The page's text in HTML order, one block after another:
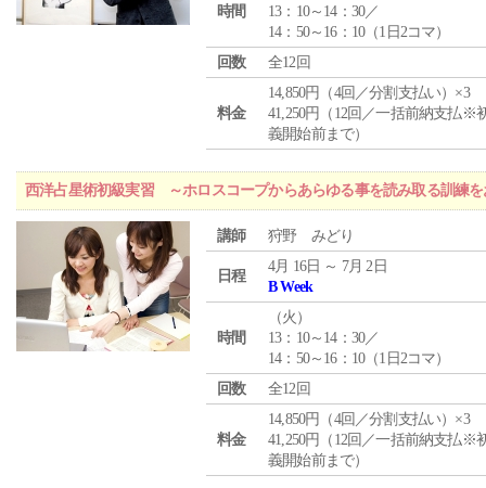
時間
13：10～14：30／
14：50～16：10（1日2コマ）
回数
全12回
料金
14,850円（4回／分割支払い）×3
41,250円（12回／一括前納支払※
義開始前まで）
西洋占星術初級実習 ～ホロスコープからあらゆる事を読み取る訓練を
講師 狩野 みどり
日程
4月 16日 ～ 7月 2日
B Week
時間
（火 ）
13：10～14：30／
14：50～16：10（1日2コマ）
回数
全12回
料金
14,850円（4回／分割支払い）×3
41,250円（12回／一括前納支払※
義開始前まで）